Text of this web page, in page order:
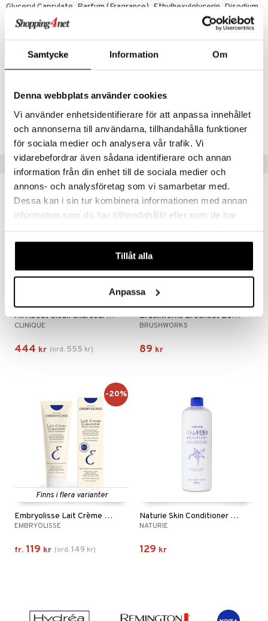
Samtycke Information Om
Denna webbplats använder cookies
Vi använder enhetsidentifierare för att anpassa innehållet
och annonserna till användarna, tillhandahålla funktioner
för sociala medier och analysera vår trafik. Vi
vidarebefordrar även sådana identifierare och annan
information från din enhet till de sociala medier och
annons- och analysföretag som vi samarbetar med.
Dessa kan i sin tur kombinera informationen med annan
information som du har tillhandahållit eller som de har
våra cookies vid fortsatt användande av vår webbplats.
Tillåt alla
Anpassa
Glyceryl Caprylate, Parfum (Fragrance), Ethylhexylglycerin, Disodium
EDTA, Origanum Vulgare Leaf Extract, Chamaecyparis Obtusa Leaf
Extract, Salix Alba (Willow) Bark Extract, Lactobacillus/Soybean
Root Extract, Cinnamomum Cassia Bark Extract, Limonene.
COK02-OS-23-XX-XX
Lägsta pris senaste 30 dagarna: 45 kr
Populära produkter
All About Clean Charcoal Mask + Scrub
CLINIQUE
444 kr (ord. 555 kr)
kampanj -20%
Brushworks Breakout Barrier Spot Patches
BRUSHWORKS
89 kr
Finns i flera varianter
Embryolisse Lait Crème Concentré
EMBRYOLISSE
fr. 119 kr (ord.149 kr)
-20%
Naturie Skin Conditioner Hatomugi Essence
NATURIE
129 kr